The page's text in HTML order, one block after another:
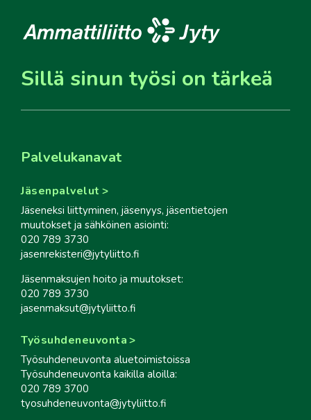
Sillä sinun työsi on tärkeä
Palvelukanavat
Jäsenpalvelut
Jäseneksi liittyminen, jäsenyys, jäsentietojen
muutokset ja sähköinen asiointi:
020 789 3730
jasenrekisteri@jytyliitto.fi
Jäsenmaksujen hoito ja muutokset:
020 789 3730
jasenmaksut@jytyliitto.fi
Työsuhdeneuvonta
Työsuhdeneuvonta aluetoimistoissa
Työsuhdeneuvonta kaikilla aloilla:
020 789 3700
tyosuhdeneuvonta@jytyliitto.fi